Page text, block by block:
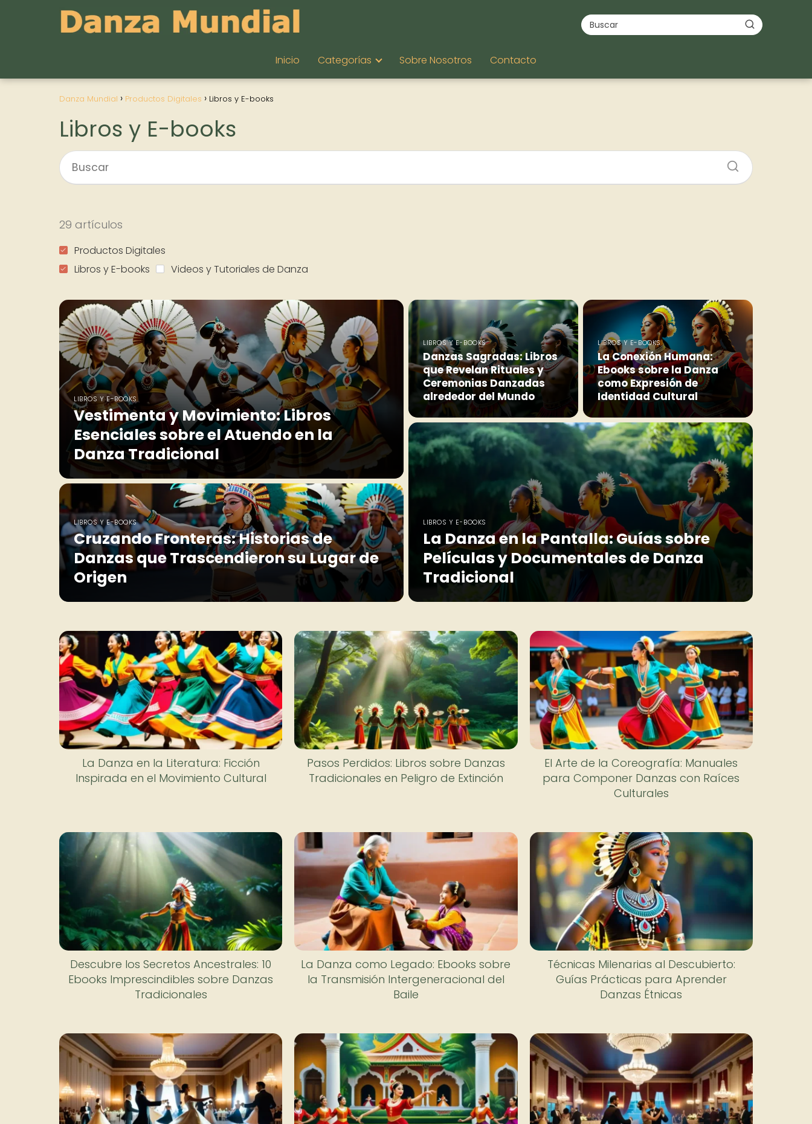
Inicio Categorías Sobre Nosotros Contacto
Danza Mundial Productos Digitales Libros y E-books
Libros y E-books
29 artículos
Productos Digitales
Libros y E-books
Videos y Tutoriales de Danza
LIBROS Y E-BOOKS
Vestimenta y Movimiento: Libros
Esenciales sobre el Atuendo en la
Danza Tradicional
LIBROS Y E-BOOKS
Danzas Sagradas: Libros
que Revelan Rituales y
Ceremonias Danzadas
alrededor del Mundo
LIBROS Y E-BOOKS
Cruzando Fronteras: Historias de
Danzas que Trascendieron su Lugar de
Origen
LIBROS Y E-BOOKS
La Conexión Humana:
Ebooks sobre la Danza
como Expresión de
Identidad Cultural
LIBROS Y E-BOOKS
La Danza en la Pantalla: Guías sobre
Películas y Documentales de Danza
Tradicional
La Danza en la Literatura: Ficción
Inspirada en el Movimiento Cultural
Pasos Perdidos: Libros sobre Danzas
Tradicionales en Peligro de Extinción
El Arte de la Coreografía: Manuales
para Componer Danzas con Raíces
Culturales
Descubre los Secretos Ancestrales: 10
Ebooks Imprescindibles sobre Danzas
Tradicionales
La Danza como Legado: Ebooks sobre
la Transmisión Intergeneracional del
Baile
Técnicas Milenarias al Descubierto:
Guías Prácticas para Aprender
Danzas Étnicas